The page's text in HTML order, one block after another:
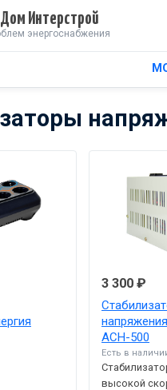
Интерстрой
энергоснабжения
3 300 ₽
АСН-500
Есть в
высокой